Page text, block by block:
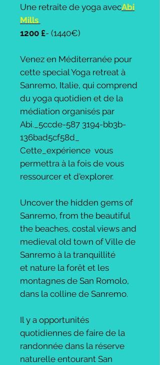
Une retraite de yoga avecAbi
Mills
1200 £- (1440€)
Venez en Méditerranée pour
cette special Yoga retreat à
Sanremo, Italie, qui comprend
du yoga quotidien et de la
médiation organisés par
Abi._5ccde-587 3194-bb3b-
136bad5cf58d_
Cette_expérience vous
permettra à la fois de vous
ressourcer et d'explorer.
Uncover the hidden gems of
Sanremo, from the beautiful
the beaches, costal views and
medieval old town of Ville de
Sanremo à la tranquillité
et nature la forêt et les
montagnes de San Romolo,
dans la colline de Sanremo.
Il y a opportunités
quotidiennes de faire de la
randonnée dans la réserve
naturelle entourant San